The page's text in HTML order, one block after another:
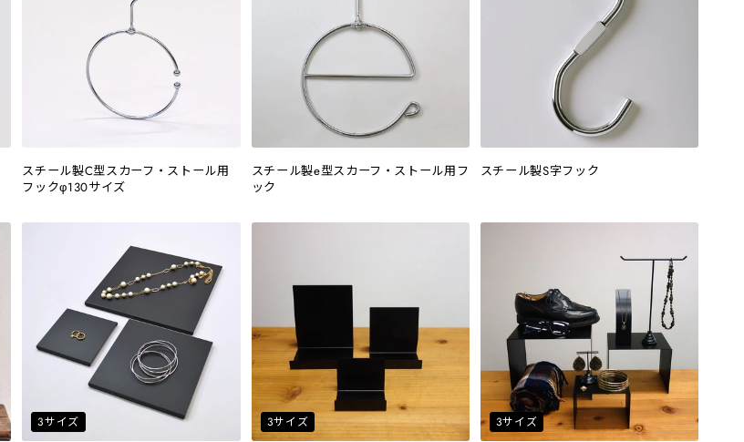
スチール製C型スカーフ・ストール用
フックφ130サイズ
スチール製e型スカーフ・ストール用フ
ック
スチール製S字フック
3サイズ 3サイズ 3サイズ